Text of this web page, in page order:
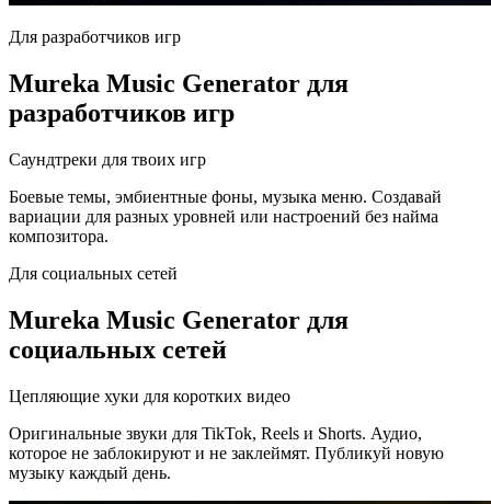
Для разработчиков игр
Mureka Music Generator для
разработчиков игр
Саундтреки для твоих игр
Боевые темы, эмбиентные фоны, музыка меню. Создавай
вариации для разных уровней или настроений без найма
композитора.
Для социальных сетей
Mureka Music Generator для
социальных сетей
Цепляющие хуки для коротких видео
Оригинальные звуки для TikTok, Reels и Shorts. Аудио,
которое не заблокируют и не заклеймят. Публикуй новую
музыку каждый день.